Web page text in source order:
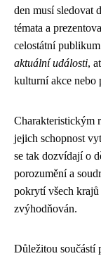
den musí sledovat
témata a
celostátní
aktuální události,
kulturní akce nebo
Charakteristickým
jejich schopnost
se tak dozvídají o
porozumění a
pokrytí všech krajů
zvýhodňován.
Důležitou součástí